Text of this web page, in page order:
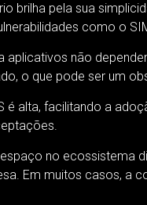
brilha pela sua
como o
não
o que pode ser um
é alta, facilitando a
no ecossistema
Em muitos casos, a